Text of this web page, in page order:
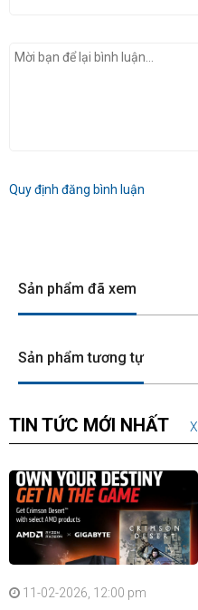
Quy định đăng bình luận
Sản phẩm đã xem
Sản phẩm tương tự
TIN TỨC MỚI NHẤT
11-02-2026, 12:00 pm